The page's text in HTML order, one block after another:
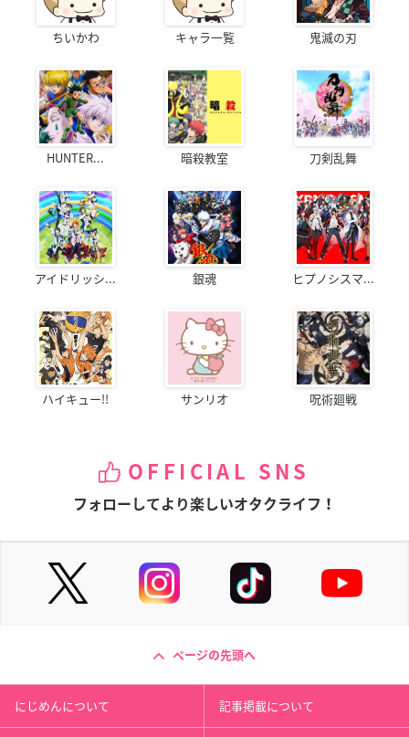
ちいかわ キャラ一覧 鬼滅の刃
HUNTER... 暗殺教室 刀剣乱舞
アイドリッシ... 銀魂 ヒプノシスマ...
ハイキュー!! サンリオ 呪術廻戦
OFFICIAL SNS
フォローしてより楽しいオタクライフ！
ページの先頭へ
にじめんについて 記事掲載について